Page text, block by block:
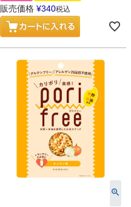
販売価格 ¥340税込